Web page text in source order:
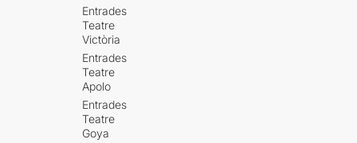
Entrades
Teatre
Victòria
Entrades
Teatre
Apolo
Entrades
Teatre
Goya